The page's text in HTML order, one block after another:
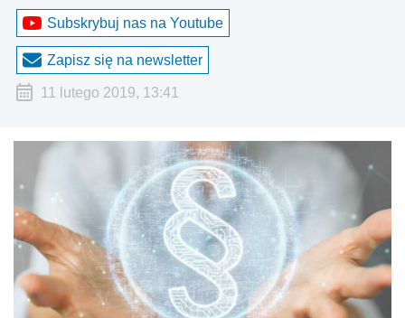
Subskrybuj nas na Youtube
Zapisz się na newsletter
11 lutego 2019, 13:41